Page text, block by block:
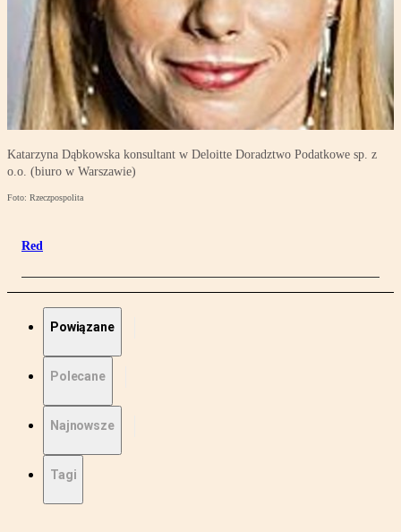
Katarzyna Dąbkowska konsultant w Deloitte Doradztwo Podatkowe sp. z
o.o. (biuro w Warszawie)
Foto: Rzeczpospolita
Red
Powiązane
Polecane
Najnowsze
Tagi